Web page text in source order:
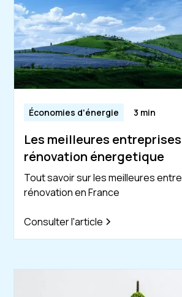
Économies d'énergie 3 min
Les meilleures
rénovation énergetique
Tout savoir sur les meilleures
rénovation en France
Consulter l'article